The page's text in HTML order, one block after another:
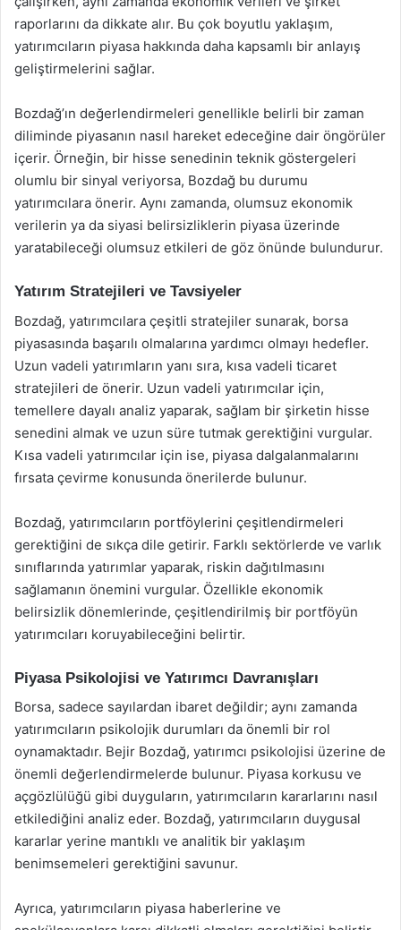
raporlarını da dikkate alır. Bu çok boyutlu yaklaşım,
yatırımcıların piyasa hakkında daha kapsamlı bir anlayış
geliştirmelerini sağlar.
Bozdağ’ın değerlendirmeleri genellikle belirli bir zaman
diliminde piyasanın nasıl hareket edeceğine dair öngörüler
içerir. Örneğin, bir hisse senedinin teknik göstergeleri
olumlu bir sinyal veriyorsa, Bozdağ bu durumu
yatırımcılara önerir. Aynı zamanda, olumsuz ekonomik
verilerin ya da siyasi belirsizliklerin piyasa üzerinde
yaratabileceği olumsuz etkileri de göz önünde bulundurur.
Yatırım Stratejileri ve Tavsiyeler
Bozdağ, yatırımcılara çeşitli stratejiler sunarak, borsa
piyasasında başarılı olmalarına yardımcı olmayı hedefler.
Uzun vadeli yatırımların yanı sıra, kısa vadeli ticaret
stratejileri de önerir. Uzun vadeli yatırımcılar için,
temellere dayalı analiz yaparak, sağlam bir şirketin hisse
senedini almak ve uzun süre tutmak gerektiğini vurgular.
Kısa vadeli yatırımcılar için ise, piyasa dalgalanmalarını
fırsata çevirme konusunda önerilerde bulunur.
Bozdağ, yatırımcıların portföylerini çeşitlendirmeleri
gerektiğini de sıkça dile getirir. Farklı sektörlerde ve varlık
sınıflarında yatırımlar yaparak, riskin dağıtılmasını
sağlamanın önemini vurgular. Özellikle ekonomik
belirsizlik dönemlerinde, çeşitlendirilmiş bir portföyün
yatırımcıları koruyabileceğini belirtir.
Piyasa Psikolojisi ve Yatırımcı Davranışları
Borsa, sadece sayılardan ibaret değildir; aynı zamanda
yatırımcıların psikolojik durumları da önemli bir rol
oynamaktadır. Bejir Bozdağ, yatırımcı psikolojisi üzerine de
önemli değerlendirmelerde bulunur. Piyasa korkusu ve
açgözlülüğü gibi duyguların, yatırımcıların kararlarını nasıl
etkilediğini analiz eder. Bozdağ, yatırımcıların duygusal
kararlar yerine mantıklı ve analitik bir yaklaşım
benimsemeleri gerektiğini savunur.
Ayrıca, yatırımcıların piyasa haberlerine ve